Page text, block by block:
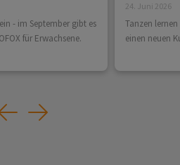
- im September gibt es
für Erwachsene.
24. Juni 2026
Tanzen
einen neuen
Previous
Next